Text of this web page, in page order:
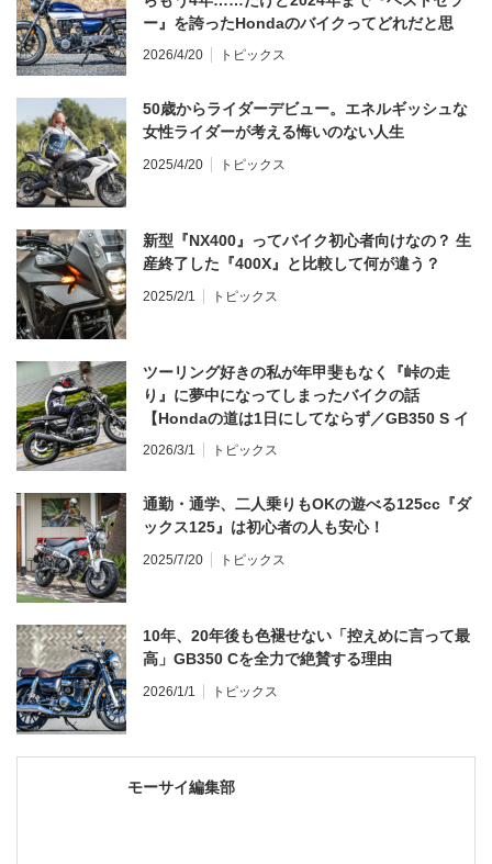
ー』を誇ったHondaのバイクってどれだと思
う？
2026/4/20 トピックス
50歳からライダーデビュー。エネルギッシュな
女性ライダーが考える悔いのない人生
2025/4/20 トピックス
新型『NX400』ってバイク初心者向けなの？ 生
産終了した『400X』と比較して何が違う？
2025/2/1 トピックス
ツーリング好きの私が年甲斐もなく『峠の走
り』に夢中になってしまったバイクの話
【Hondaの道は1日にしてならず／GB350 S イ
ンプレ・レビュー 前編】
2026/3/1 トピックス
通勤・通学、二人乗りもOKの遊べる125cc『ダ
ックス125』は初心者の人も安心！
2025/7/20 トピックス
10年、20年後も色褪せない「控えめに言って最
高」GB350 Cを全力で絶賛する理由
2026/1/1 トピックス
モーサイ編集部